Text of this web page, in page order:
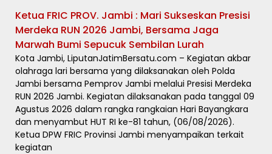
Ketua FRIC PROV. Jambi : Mari Sukseskan Presisi
Merdeka RUN 2026 Jambi, Bersama Jaga
Marwah Bumi Sepucuk Sembilan Lurah
Kota Jambi, LiputanJatimBersatu.com – Kegiatan akbar
olahraga lari bersama yang dilaksanakan oleh Polda
Jambi bersama Pemprov Jambi melalui Presisi Merdeka
RUN 2026 Jambi. Kegiatan dilaksanakan pada tanggal 09
Agustus 2026 dalam rangka rangkaian Hari Bayangkara
dan menyambut HUT RI ke-81 tahun, (06/08/2026).
Ketua DPW FRIC Provinsi Jambi menyampaikan terkait
kegiatan